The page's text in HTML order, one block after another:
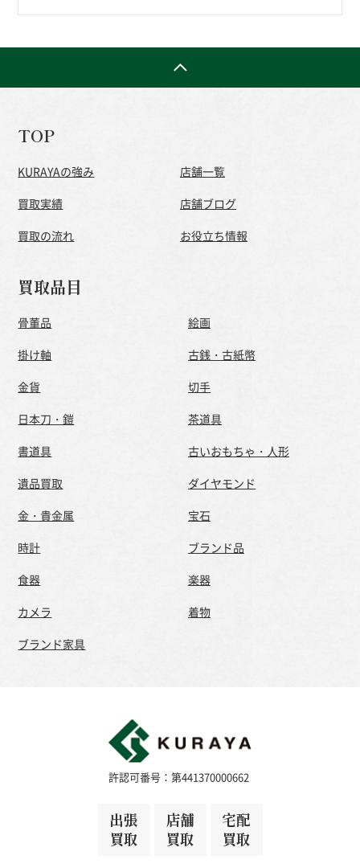
TOP
KURAYAの強み
買取実績
買取の流れ
店舗一覧
店舗ブログ
お役立ち情報
買取品目
骨董品
絵画
掛け軸
古銭・古紙幣
金貨
切手
日本刀・鎧
茶道具
書道具
古いおもちゃ・人形
遺品買取
ダイヤモンド
金・貴金属
宝石
時計
ブランド品
食器
楽器
カメラ
着物
ブランド家具
許認可番号：第441370000662
出張
買取
店舗
買取
宅配
買取